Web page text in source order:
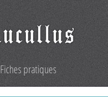
Fiches pratiques